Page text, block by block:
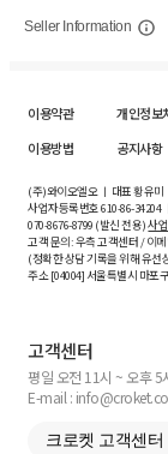
Seller Information
이용약관 개인정보
이용방법
공지사항
(주)와이오엘오 ㅣ 대표 황유미
사업자등록번호610-86-34204
070-8676-8799 (발신 전용)사
고객 문의: 우측 고객센터 / 이
(정확한 상담 기록을 위해 유선
주소 [04004] 서울특별시 마포
고객센터
평일 오전 11시 ~ 오후 5
E-mail :
크로켓 고객센터